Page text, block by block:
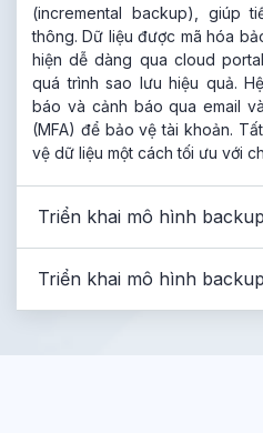
(incremental backup), giúp
thông. Dữ liệu được mã hóa
hiện dễ dàng qua cloud
quá trình sao lưu hiệu quả.
báo và cảnh báo qua email
(MFA) để bảo vệ tài khoản.
vệ dữ liệu một cách tối ưu với
Triển khai mô hình
Triển khai mô hình